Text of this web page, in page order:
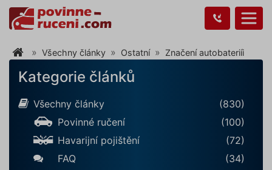
Všechny články Ostatní Značení autobateriíi
Kategorie článků
Všechny články
(830)
Povinné ručení
(100)
Havarijní pojištění
(72)
FAQ
(34)